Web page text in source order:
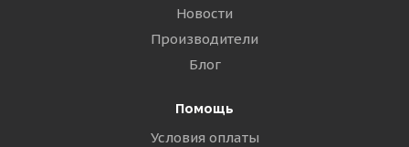
Новости
Производители
Блог
Помощь
Условия оплаты